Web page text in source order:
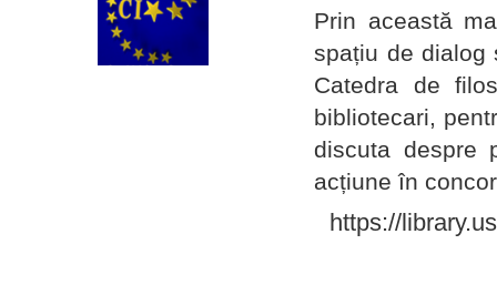
Prin această
spațiu de dialog
Catedra de
bibliotecari,
discuta despre
acțiune în
https://